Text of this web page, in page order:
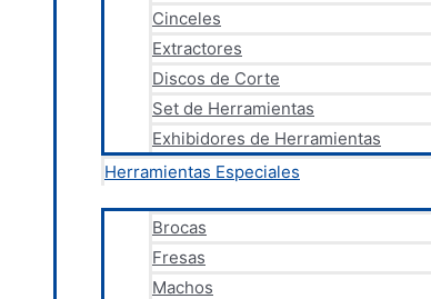
Cinceles
Extractores
Discos de Corte
Set de Herramientas
Exhibidores de Herramientas
Herramientas Especiales
Brocas
Fresas
Machos